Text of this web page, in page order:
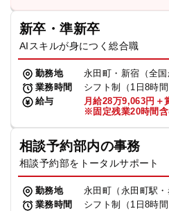
新卒・準新卒
AIスキルが身につく総合職
勤務地
永田町・新宿（全国
業務時間
シフト制（1日8時
給与
月給28万9,063円＋
※固定残業20時間
相談予約部内の事務
相談予約部をトータルサポート
勤務地
永田町（永田町駅・
業務時間
シフト制（1日8時間